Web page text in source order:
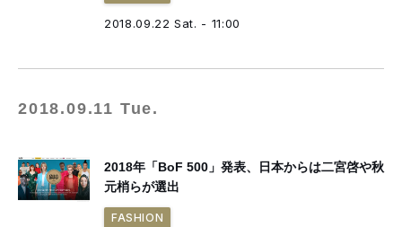
2018.09.22 Sat. - 11:00
2018.09.11 Tue.
2018年「BoF 500」発表、日本からは二宮啓や秋
元梢らが選出
FASHION